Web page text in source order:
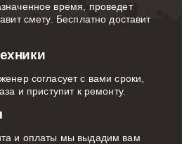
время, проведет
смету. Бесплатно доставит
согласует с вами сроки,
и приступит к ремонту.
и оплаты мы выдадим вам